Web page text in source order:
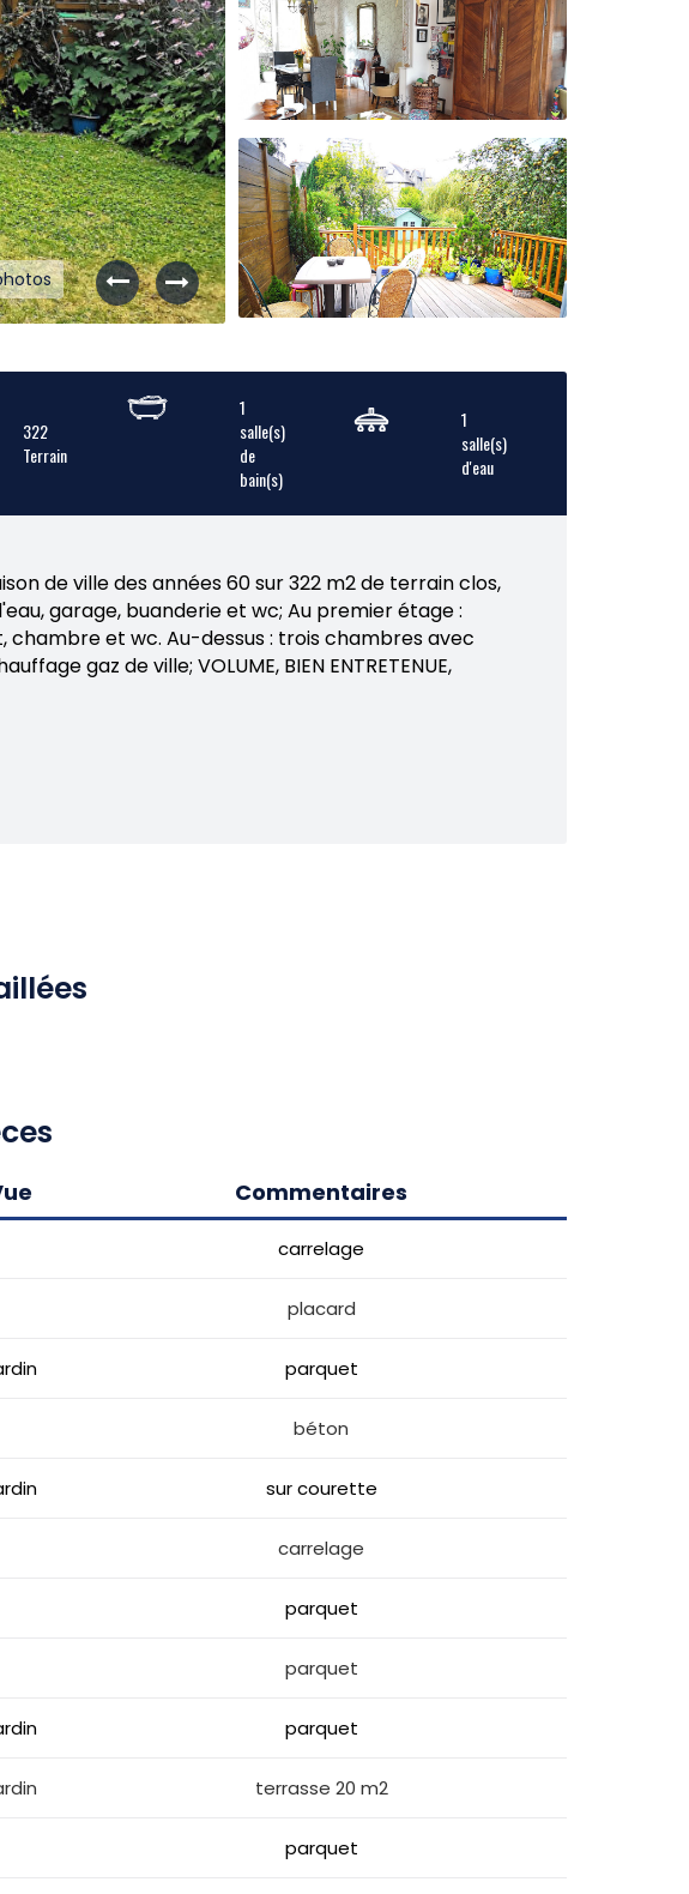
322
Terrain
1
salle(s)
de
bain(s)
1
salle(s)
d'eau
de ville des années 60 sur 322 m2 de terrain clos,
garage, buanderie et wc; Au premier étage :
chambre et wc. Au-dessus : trois chambres avec
gaz de ville; VOLUME, BIEN ENTRETENUE,
Commentaires
carrelage
placard
parquet
béton
sur courette
carrelage
parquet
parquet
parquet
terrasse 20 m2
parquet